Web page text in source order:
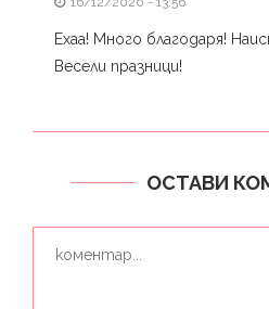
Ехаа! Много благодаря!
Весели празници!
ОСТАВИ